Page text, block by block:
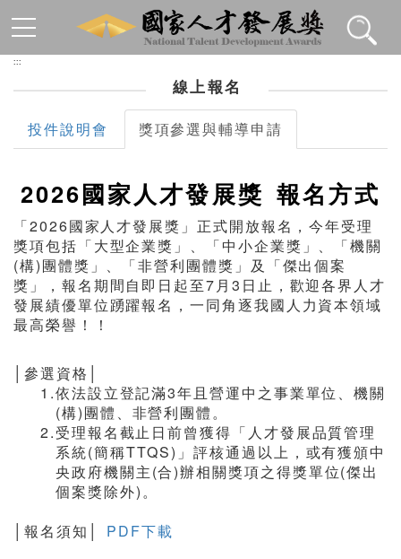
:::
線上報名
投件說明會 獎項參選與輔導申請
2026國家人才發展獎 報名方式
「2026國家人才發展獎」正式開放報名，今年受理
獎項包括「大型企業獎」、「中小企業獎」、「機關
(構)團體獎」、「非營利團體獎」及「傑出個案
獎」，報名期間自即日起至7月3日止，歡迎各界人才
發展績優單位踴躍報名，一同角逐我國人力資本領域
最高榮譽！！
│參選資格│
1.依法設立登記滿3年且營運中之事業單位、機關
(構)團體、非營利團體。
2.受理報名截止日前曾獲得「人才發展品質管理
系統(簡稱TTQS)」評核通過以上，或有獲頒中
央政府機關主(合)辦相關獎項之得獎單位(傑出
個案獎除外)。
│報名須知│ PDF下載